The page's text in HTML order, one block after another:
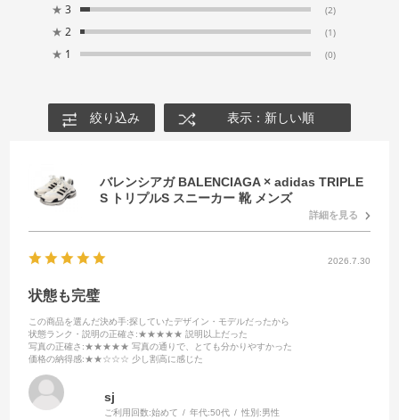
★ 3 (2)
★ 2 (1)
★ 1 (0)
絞り込み 表示：新しい順
バレンシアガ BALENCIAGA × adidas TRIPLE
S トリプルS スニーカー 靴 メンズ
詳細を見る
2026.7.30
状態も完璧
この商品を選んだ決め手:探していたデザイン・モデルだったから
状態ランク・説明の正確さ :★★★★★ 説明以上だった
写真の正確さ :★★★★★ 写真の通りで、とても分かりやすかった
価格の納得感:★★☆☆☆ 少し割高に感じた
sj
ご利用回数:始めて 年代:50代 性別:男性